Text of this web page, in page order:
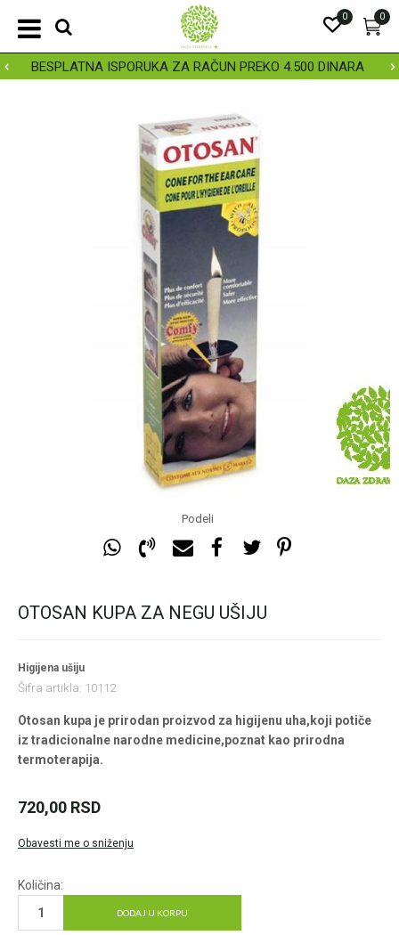
BESPLATNA ISPORUKA ZA RAČUN PREKO 4.500 DINARA
0
0
Podeli
OTOSAN KUPA ZA NEGU UŠIJU
Higijena ušiju
Šifra artikla: 10112
Otosan kupa je prirodan proizvod za higijenu uha,koji potiče
iz tradicionalne narodne medicine,poznat kao prirodna
termoterapija.
720,00 RSD
Obavesti me o sniženju
Količina:
DODAJ U KORPU